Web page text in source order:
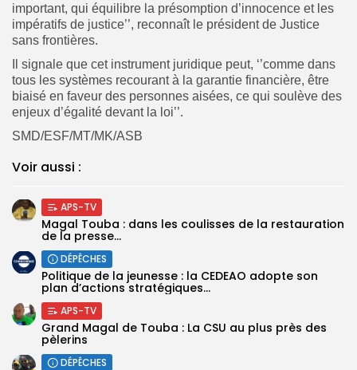
important, qui équilibre la présomption d’innocence et les
impératifs de justice’’, reconnaît le président de Justice
sans frontières.
Il signale que cet instrument juridique peut, ‘’comme dans
tous les systèmes recourant à la garantie financière, être
biaisé en faveur des personnes aisées, ce qui soulève des
enjeux d’égalité devant la loi’’.
SMD/ESF/MT/MK/ASB
Voir aussi :
APS-TV
Magal Touba : dans les coulisses de la restauration
de la presse...
DÉPÊCHES
Politique de la jeunesse : la CEDEAO adopte son
plan d’actions stratégiques...
APS-TV
Grand Magal de Touba : La CSU au plus près des
pèlerins
DÉPÊCHES